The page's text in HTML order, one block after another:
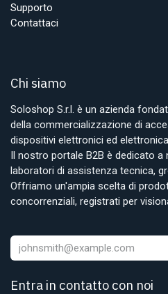
Supporto
Contattaci
Chi siamo
Soloshop S.r.l. è un azienda
della commercializzazione di
dispositivi elettronici ed
Il nostro portale B2B è dedicato a
laboratori di assistenza tecnica,
Offriamo un'ampia scelta di
concorrenziali, registrati per
Entra in contatto con noi